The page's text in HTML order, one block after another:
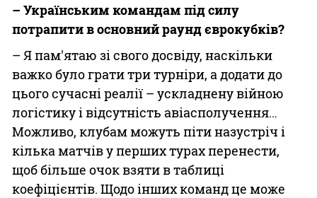
– Українським командам під силу
потрапити в основний раунд єврокубків?
– Я пам'ятаю зі свого досвіду, наскільки
важко було грати три турніри, а додати до
цього сучасні реалії – ускладнену війною
логістику і відсутність авіасполучення…
Можливо, клубам можуть піти назустріч і
кілька матчів у перших турах перенести,
щоб більше очок взяти в таблиці
коефіцієнтів. Щодо інших команд це може